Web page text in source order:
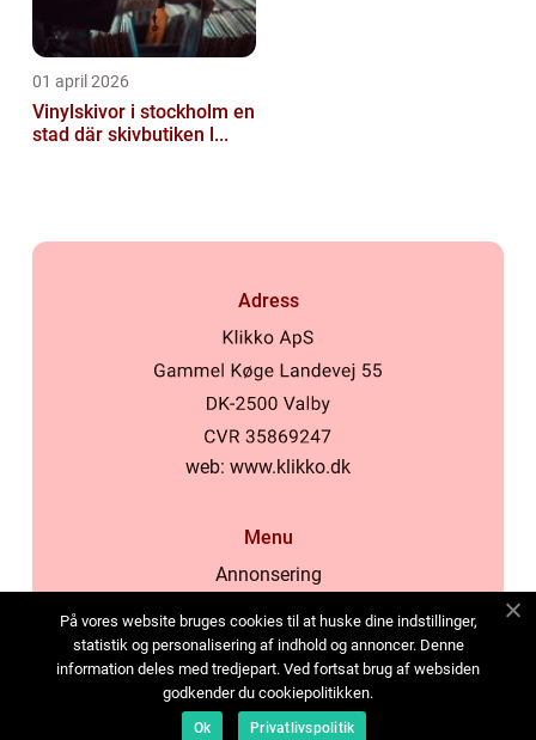
01 april 2026
Vinylskivor i stockholm en
stad där skivbutiken l...
Adress
web: www.klikko.dk
Menu
Annonsering
Cookies
Kontakta oss
Sitemap
På vores website bruges cookies til at huske dine indstillinger,
statistik og personalisering af indhold og annoncer. Denne
information deles med tredjepart. Ved fortsat brug af websiden
godkender du cookiepolitikken.
Ok Privatlivspolitik